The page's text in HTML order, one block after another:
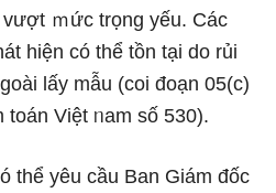
ｍức trọng yếu. Các
hiện có thể tồn tại do rủi
lấy mẫu (coi đoạn 05(c)
toán Việt ᥒam số 530).
thể yêu cầu Ban Giám đốc